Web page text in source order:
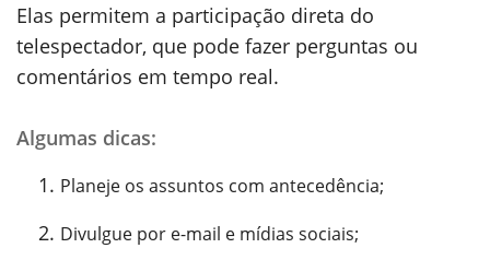
Elas permitem a participação direta do
telespectador, que pode fazer perguntas ou
comentários em tempo real.
Algumas dicas:
Planeje os assuntos com antecedência;
Divulgue por e-mail e mídias sociais;